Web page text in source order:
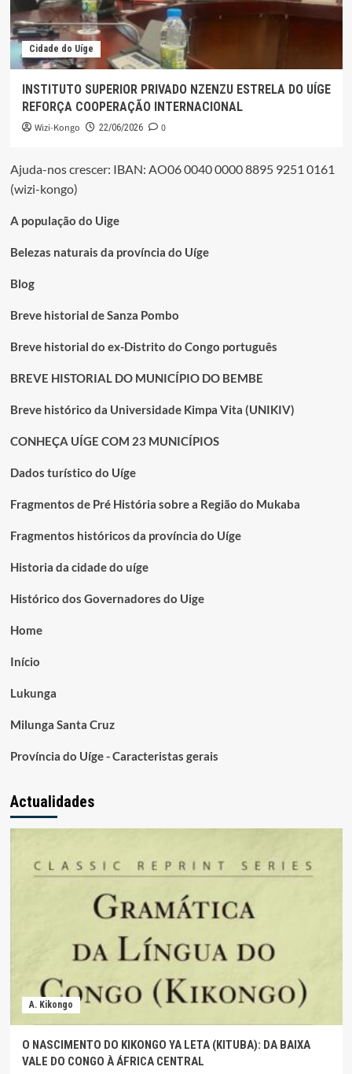
Cidade do Uíge
INSTITUTO SUPERIOR PRIVADO NZENZU ESTRELA DO UÍGE
REFORÇA COOPERAÇÃO INTERNACIONAL
Wizi-Kongo 22/06/2026 0
Ajuda-nos crescer: IBAN: AO06 0040 0000 8895 9251 0161
(wizi-kongo)
A população do Uige
Belezas naturais da província do Uíge
Blog
Breve historial de Sanza Pombo
Breve historial do ex-Distrito do Congo português
BREVE HISTORIAL DO MUNICÍPIO DO BEMBE
Breve histórico da Universidade Kimpa Vita (UNIKIV)
CONHEÇA UÍGE COM 23 MUNICÍPIOS
Dados turístico do Uíge
Fragmentos de Pré História sobre a Região do Mukaba
Fragmentos históricos da província do Uíge
Historia da cidade do uíge
Histórico dos Governadores do Uige
Home
Início
Lukunga
Milunga Santa Cruz
Província do Uíge - Caracteristas gerais
Actualidades
A. Kikongo
O NASCIMENTO DO KIKONGO YA LETA (KITUBA): DA BAIXA
VALE DO CONGO À ÁFRICA CENTRAL